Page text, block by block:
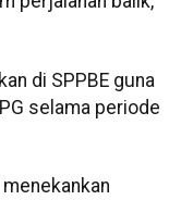
di SPPBE guna
selama periode